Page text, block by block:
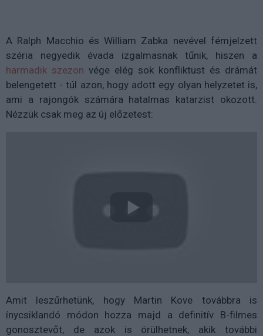
A Ralph Macchio és William Zabka nevével fémjelzett
széria negyedik évada izgalmasnak tűnik, hiszen a
harmadik szezon vége elég sok konfliktust és drámát
belengetett - túl azon, hogy adott egy olyan helyzetet is,
ami a rajongók számára hatalmas katarzist okozott.
Nézzük csak meg az új előzetest:
Amit leszűrhetünk, hogy Martin Kove továbbra is
ínycsiklandó módon hozza majd a definitív B-filmes
gonosztevőt, de azok is örülhetnek, akik további